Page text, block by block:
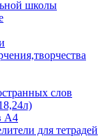
школы
слов
А4
для тетрадей